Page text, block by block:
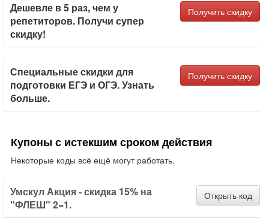
Дешевле в 5 раз, чем у
репетиторов. Получи супер
скидку!
Получить скидку
Специальные скидки для
подготовки ЕГЭ и ОГЭ. Узнать
больше.
Получить скидку
Купоны с истекшим сроком действия
Некоторые коды всё ещё могут работать.
Умскул Акция - скидка 15% на
"ФЛЕШ" 2=1.
Открыть код